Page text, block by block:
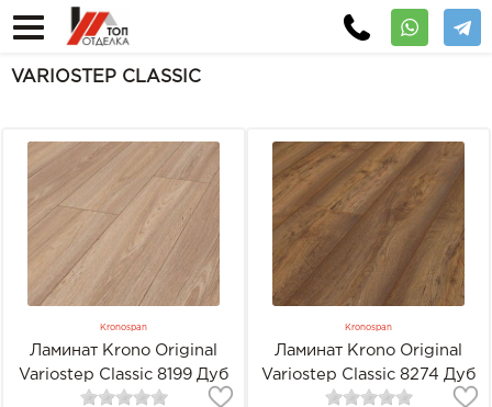
VARIOSTEP CLASSIC
Kronospan
Ламинат Krono Original
Variostep Classic 8199 Дуб
пустынный
Kronospan
Ламинат Krono Original
Variostep Classic 8274 Дуб
Модена